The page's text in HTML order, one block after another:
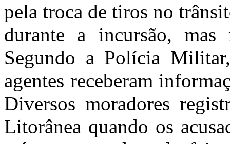
pela troca de tiros no
durante a incursão,
Segundo a Polícia
agentes receberam
Diversos moradores
Litorânea quando os